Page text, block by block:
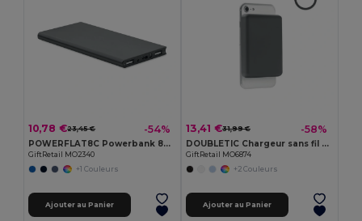
10,78 €23,45 € -54%
POWERFLAT8C Powerbank 8000 mAh
GiftRetail MO2340
+1 Couleurs
Ajouter au Panier
13,41 €31,99 € -58%
DOUBLETIC Chargeur sans fil magnétique
GiftRetail MO6874
+2 Couleurs
Ajouter au Panier